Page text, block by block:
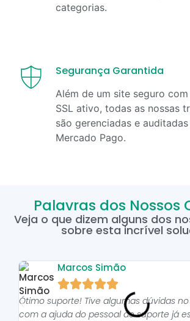
categorias.
Segurança Garantida
Além de um site seguro
SSL ativo, todas as nossas
são gerenciadas e
Mercado Pago.
Palavras dos Nossos
Veja o que dizem alguns dos
sobre esta incrível
Marcos Simão

Ótimo suporte! Tive algumas dúvidas
com a ajuda do pessoal do suporte já